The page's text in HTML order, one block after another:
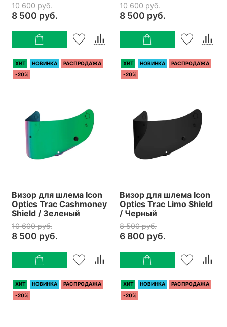
10 600 руб.
8 500 руб.
10 600 руб.
8 500 руб.
ХИТ НОВИНКА
РАСПРОДАЖА
-20%
Визор для шлема Icon
Optics Trac Cashmoney
Shield / Зеленый
10 600 руб.
8 500 руб.
ХИТ НОВИНКА
РАСПРОДАЖА
-20%
Визор для шлема Icon
Optics Trac Limo Shield
/ Черный
8 500 руб.
6 800 руб.
ХИТ НОВИНКА
РАСПРОДАЖА
-20%
ХИТ НОВИНКА
РАСПРОДАЖА
-20%